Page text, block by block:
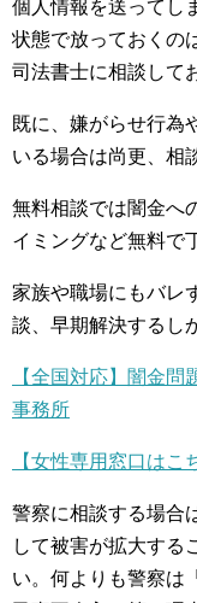
個人情報を送ってし
状態で放っておくの
司法書士に相談して
既に、嫌がらせ行為
いる場合は尚更、相
無料相談では闇金へ
イミングなど無料で
家族や職場にもバレ
談、早期解決するし
【全国対応】闇金
事務所
【女性専用窓口は
警察に相談する場合
して被害が拡大する
い。何よりも警察は